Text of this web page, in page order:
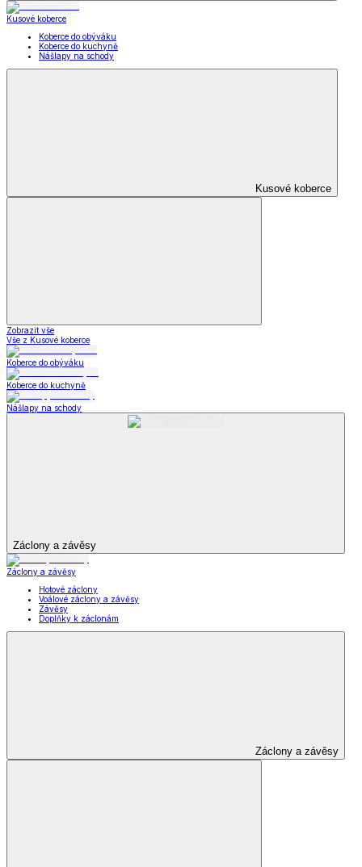
Kusové koberce
Koberce do obýváku
Koberce do kuchyně
Nášlapy na schody
Kusové koberce
Zobrazit vše
Vše z Kusové koberce
Koberce do obýváku
Koberce do kuchyně
Nášlapy na schody
Záclony a závěsy
Záclony a závěsy
Hotové záclony
Voálové záclony a závěsy
Závěsy
Doplňky k záclonám
Záclony a závěsy